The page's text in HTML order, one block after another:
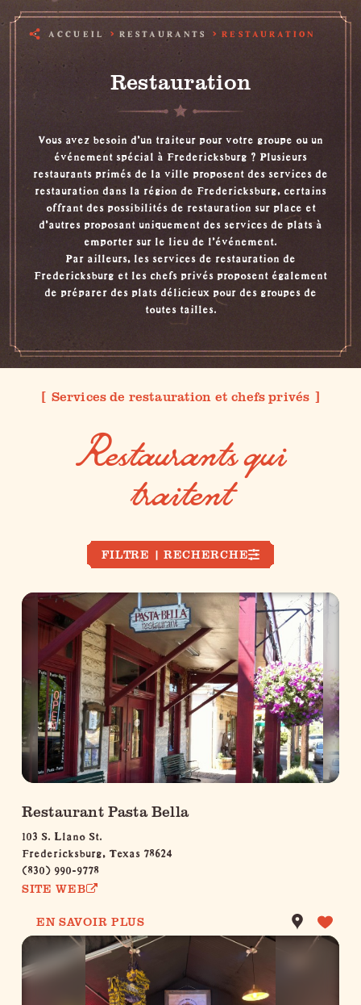
ACCUEIL RESTAURANTS RESTAURATION
Restauration
Vous avez besoin d'un traiteur pour votre groupe ou un
événement spécial à Fredericksburg ? Plusieurs
restaurants primés de la ville proposent des services de
restauration dans la région de Fredericksburg, certains
offrant des possibilités de restauration sur place et
d'autres proposant uniquement des services de plats à
emporter sur le lieu de l'événement.
Par ailleurs, les services de restauration de
Fredericksburg et les chefs privés proposent également
de préparer des plats délicieux pour des groupes de
toutes tailles.
Services de restauration et chefs privés
Restaurants qui
traitent
FILTRE | RECHERCHE
Restaurant Pasta Bella
103 S. Llano St.
Fredericksburg, Texas 78624
(830) 990-9778
SITE WEB
EN SAVOIR PLUS